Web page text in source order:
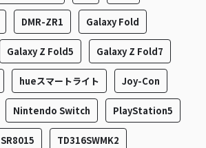
DMR-ZR1 Galaxy Fold
Galaxy Z Fold5 Galaxy Z Fold7
hueスマートライト Joy-Con
Nintendo Switch PlayStation5
SR8015 TD316SWMK2